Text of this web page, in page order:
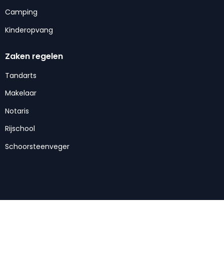
Camping
Kinderopvang
Zaken regelen
Tandarts
Makelaar
Notaris
Rijschool
Schoorsteenveger